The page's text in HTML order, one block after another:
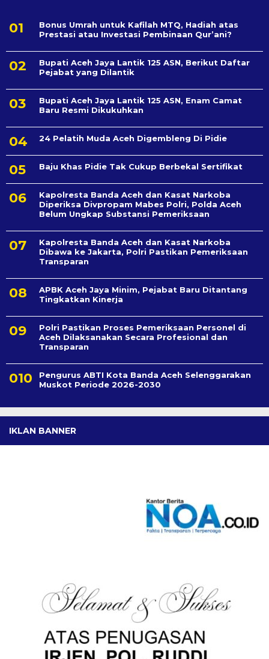
Bonus Umrah untuk Kafilah MTQ, Hadiah atas
Prestasi atau Investasi Pembinaan Qur’ani?
Bupati Aceh Jaya Lantik 125 ASN, Berikut Daftar
Pejabat yang Dilantik
Bupati Aceh Jaya Lantik 125 ASN, Enam Camat
Baru Resmi Dikukuhkan
24 Pelatih Muda Aceh Digembleng Di Pidie
Baju Khas Pidie Tak Cukup Berbekal Sertifikat
Kapolresta Banda Aceh dan Kasat Narkoba
Diperiksa Divpropam Mabes Polri, Polda Aceh
Belum Ungkap Substansi Pemeriksaan
Kapolresta Banda Aceh dan Kasat Narkoba
Dibawa ke Jakarta, Polri Pastikan Pemeriksaan
Transparan
APBK Aceh Jaya Minim, Pejabat Baru Ditantang
Tingkatkan Kinerja
Polri Pastikan Proses Pemeriksaan Personel di
Aceh Dilaksanakan Secara Profesional dan
Transparan
Pengurus ABTI Kota Banda Aceh Selenggarakan
Muskot Periode 2026-2030
IKLAN BANNER